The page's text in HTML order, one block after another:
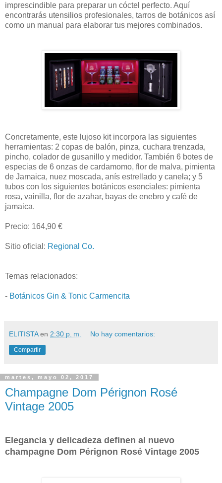
imprescindible para preparar un cóctel perfecto. Aquí
encontrarás utensilios profesionales, tarros de botánicos así
como un manual para elaborar tus mejores combinados.
Concretamente, este lujoso kit incorpora las siguientes
herramientas: 2 copas de balón, pinza, cuchara trenzada,
pincho, colador de gusanillo y medidor. También 6 botes de
especias de 6 onzas de cardamomo, flor de malva, pimienta
de Jamaica, nuez moscada, anís estrellado y canela; y 5
tubos con los siguientes botánicos esenciales: pimienta
rosa, vainilla, flor de azahar, bayas de enebro y café de
jamaica.
Precio: 164,90 €
Sitio oficial: Regional Co.
Temas relacionados:
- Botánicos Gin & Tonic Carmencita
ELITISTA en 2:30 p. m. No hay comentarios:
Compartir
martes, mayo 02, 2017
Champagne Dom Pérignon Rosé
Vintage 2005
Elegancia y delicadeza definen al nuevo
champagne Dom Pérignon Rosé Vintage 2005